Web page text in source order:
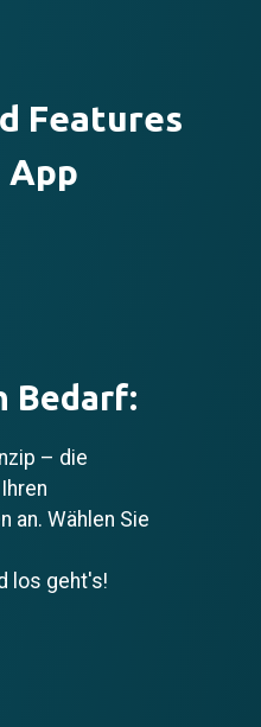
Features
App
Bedarf:
– die
an. Wählen Sie
los geht's!